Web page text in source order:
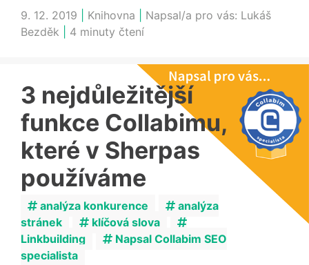
9. 12. 2019
Knihovna Napsal/a pro vás: Lukáš
Bezděk
4 minuty čtení
3 nejdůležitější
funkce Collabimu,
které v Sherpas
používáme
analýza konkurence
analýza
stránek
klíčová slova
Linkbuilding
Napsal Collabim SEO
specialista